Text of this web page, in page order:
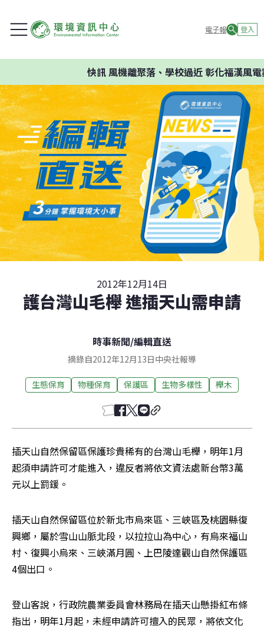
電子報 登入
快訊風機離聚落、學校過近 彰化福漢風電
2012年12月14日
護台灣山毛櫸 進插天山需申請
時事新聞/編輯直送
摘錄自2012年12月13日中央社報導
生態保育 物種保育 保護區 生物多樣性 櫸木
插天山自然保留區保護珍貴稀有的台灣山毛櫸，明年1月
起須申請許可才能進入，違反者將依文資法處新台幣3萬
元以上罰鍰。
插天山自然保留區位於新北市烏來區、三峽區及桃園縣復
興鄉，屬於雪山山脈北段，以拉拉山為中心，有烏來福山
村、復興小烏來、三峽滿月圓、上巴陵達觀山自然保護區
4個出口。
登山客說，行政院農業委員會林務局在插天山懸掛紅布條
指出，明年1月起，未經申請許可擅入的民眾，將依文化